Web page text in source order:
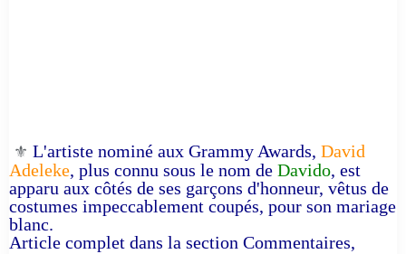
⚜️ L'artiste nominé aux Grammy Awards, David
Adeleke, plus connu sous le nom de Davido, est
apparu aux côtés de ses garçons d'honneur, vêtus de
costumes impeccablement coupés, pour son mariage
blanc.
Article complet dans la section Commentaires,